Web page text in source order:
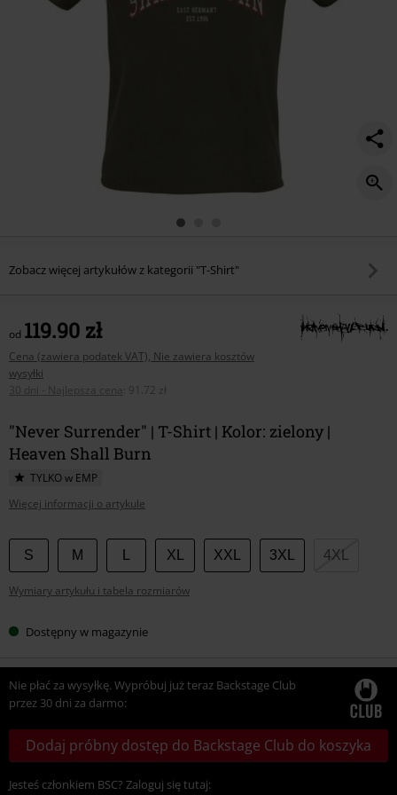
Zobacz więcej artykułów z kategorii "T-Shirt"
od 119.90 zł
Cena (zawiera podatek VAT), Nie zawiera kosztów
wysyłki
30 dni - Najlepsza cena
91.72 zł
"Never Surrender" | T-Shirt | Kolor: zielony |
Heaven Shall Burn
TYLKO w EMP
Więcej informacji o artykule
Wybierz
swój
rozmiar
S M XL XXL 3XL 4XL
Wymiary artykułu i tabela rozmiarów
Dostępny w magazynie
Nie płać za wysyłkę. Wypróbuj już teraz Backstage Club
przez 30 dni za darmo:
Dodaj próbny dostęp do Backstage Club do koszyka
Jesteś członkiem BSC? Zaloguj się tutaj: